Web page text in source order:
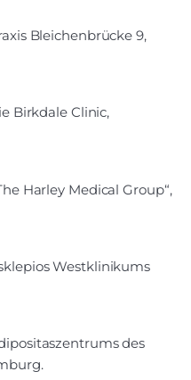
Bleichenbrücke 9,
Birkdale Clinic,
Harley Medical Group“,
Westklinikums
des